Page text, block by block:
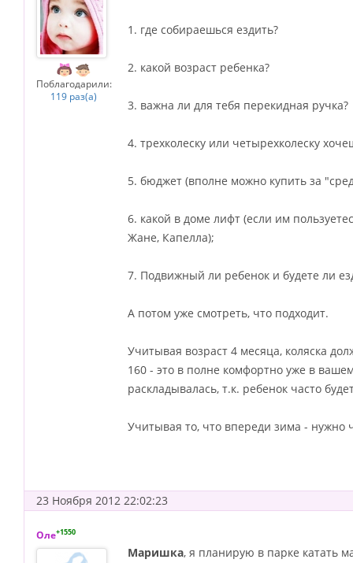
Поблагодарили:
119 раз(а)
1. где собираешься ездить?
2. какой возраст ребенка?
3. важна ли для тебя перекидная ручка?
4. трехколеску или четырехколеску
5. бюджет (вполне можно купить за
6. какой в доме лифт (если им
Жане, Капелла);
7. Подвижный ли ребенок и будете ли
А потом уже смотреть, что подходит.
Учитывая возраст 4 месяца, коляска
160 - это в полне комфортно уже в
раскладывалась, т.к. ребенок часто
Учитывая то, что впереди зима - нужно
23 Ноября 2012 22:02:23
Оле+1550
Маришка, я планирую в парке катать